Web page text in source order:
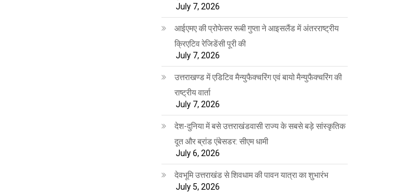
July 7, 2026
आईएमए की प्रोफेसर रूबी गुप्ता ने आइसलैंड में अंतरराष्ट्रीय
क्रिएटिव रेजिडेंसी पूरी की
July 7, 2026
उत्तराखण्ड में एडिटिव मैन्युफैक्चरिंग एवं बायो मैन्युफैक्चरिंग की
राष्ट्रीय वार्ता
July 7, 2026
देश-दुनिया में बसे उत्तराखंडवासी राज्य के सबसे बड़े सांस्कृतिक
दूत और ब्रांड एंबेसडर: सीएम धामी
July 6, 2026
देवभूमि उत्तराखंड से शिवधाम की पावन यात्रा का शुभारंभ
July 5, 2026